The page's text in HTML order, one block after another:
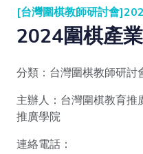
[台灣圍棋教師研討會
2024圍棋產
分類：台灣圍棋教師研討
主辦人：台灣圍棋教育推
推廣學院
連絡電話：